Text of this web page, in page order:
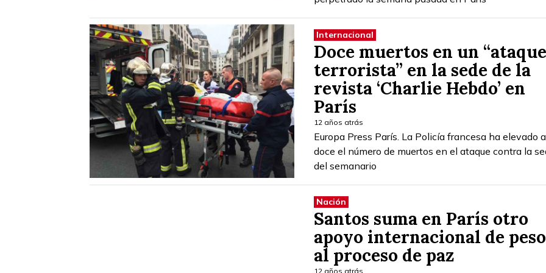
Internacional
Doce muertos en un “ataque
terrorista” en la sede de la
revista ‘Charlie Hebdo’ en
París
12 años atrás
Europa Press París. La Policía francesa ha elevado a
doce el número de muertos en el ataque contra la
del semanario
Nación
Santos suma en París otro
apoyo internacional de peso
al proceso de paz
12 años atrás